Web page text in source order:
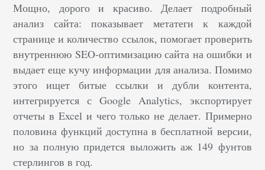
Мощно, дорого и красиво. Делает подробный
анализ сайта: показывает метатеги к каждой
странице и количество ссылок, помогает проверить
внутреннюю SEO-оптимизацию сайта на ошибки и
выдает еще кучу информации для анализа. Помимо
этого ищет битые ссылки и дубли контента,
интегрируется с Google Analytics, экспортирует
отчеты в Excel и чего только не делает. Примерно
половина функций доступна в бесплатной версии,
но за полную придется выложить аж 149 фунтов
стерлингов в год.